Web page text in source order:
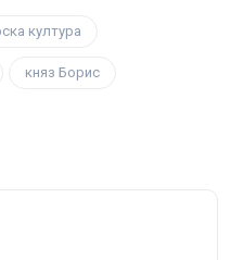
култура
княз Борис